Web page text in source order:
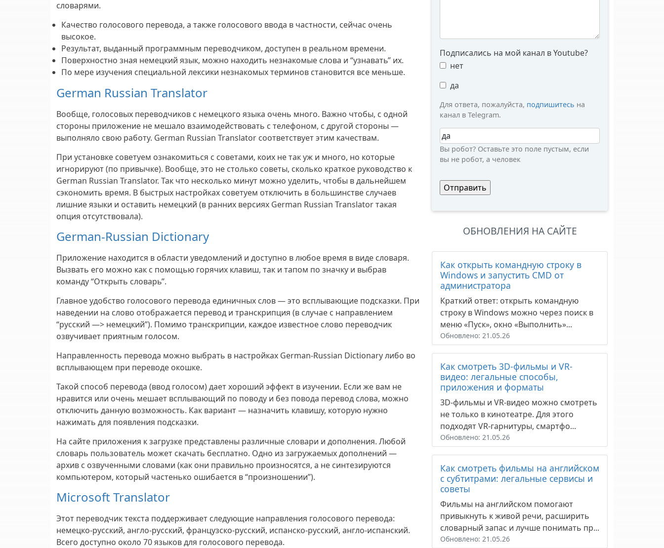
словарями.
Качество голосового перевода, а также голосового ввода в частности, сейчас очень
высокое.
Результат, выданный программным переводчиком, доступен в реальном времени.
Поверхностно зная немецкий язык, можно находить незнакомые слова и “узнавать” их.
По мере изучения специальной лексики незнакомых терминов становится все меньше.
German Russian Translator
Вообще, голосовых переводчиков с немецкого языка очень много. Важно чтобы, с одной
стороны приложение не мешало взаимодействовать с телефоном, с другой стороны —
выполняло свою работу. German Russian Translator соответствует этим качествам.
При установке советуем ознакомиться с советами, коих не так уж и много, но которые
игнорируют (по привычке). Вообще, это не столько советы, сколько краткое руководство к
German Russian Translator. Так что несколько минут можно уделить, чтобы в дальнейшем
сэкономить время. В быстрых настройках советуем отключить в большинстве случаев
лишние языки и оставить немецкий (в ранних версиях German Russian Translator такая
опция отсутствовала).
German-Russian Dictionary
Приложение находится в области уведомлений и доступно в любое время в виде словаря.
Вызвать его можно как с помощью горячих клавиш, так и тапом по значку и выбрав
команду “Открыть словарь”.
Главное удобство голосового перевода единичных слов — это всплывающие подсказки. При
наведении на слово отображается перевод и транскрипция (в случае с направлением
“русский —> немецкий”). Помимо транскрипции, каждое известное слово переводчик
озвучивает приятным голосом.
Направленность перевода можно выбрать в настройках German-Russian Dictionary либо во
всплывающем при переводе окошке.
Такой способ перевода (ввод голосом) дает хороший эффект в изучении. Если же вам не
нравится или очень мешает всплывающий по поводу и без повода перевод слова, можно
отключить данную возможность. Как вариант — назначить клавишу, которую нужно
нажимать для появления подсказки.
На сайте приложения к загрузке представлены различные словари и дополнения. Любой
словарь пользователь может скачать бесплатно. Одно из загружаемых дополнений —
архив с озвученными словами (как они правильно произносятся, а не синтезируются
компьютером, который частенько ошибается в “произношении”).
Microsoft Translator
Этот переводчик текста поддерживает следующие направления голосового перевода:
немецко-русский, англо-русский, французско-русский, испанско-русский, англо-испанский.
Всего доступно около 70 языков для голосового перевода.
Подписались на мой канал в Youtube?
нет
да
Для ответа, пожалуйста, подпишитесь на
канал в Telegram.
Вы робот?
Вы робот? Оставьте это поле пустым, если
вы не робот, а человек
ОБНОВЛЕНИЯ НА САЙТЕ
Как открыть командную строку в
Windows и запустить CMD от
администратора
Краткий ответ: открыть командную
строку в Windows можно через поиск в
меню «Пуск», окно «Выполнить»...
Обновлено: 21.05.26
Как смотреть 3D-фильмы и VR-
видео: легальные способы,
приложения и форматы
3D-фильмы и VR-видео можно смотреть
не только в кинотеатре. Для этого
подходят VR-гарнитуры, смартфо...
Обновлено: 21.05.26
Как смотреть фильмы на английском
с субтитрами: легальные сервисы и
советы
Фильмы на английском помогают
привыкнуть к живой речи, расширить
словарный запас и лучше понимать пр...
Обновлено: 21.05.26